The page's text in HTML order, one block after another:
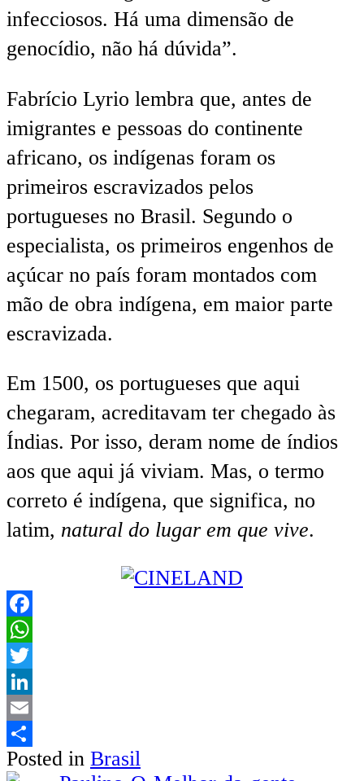
infecciosos. Há uma dimensão de
genocídio, não há dúvida”.
Fabrício Lyrio lembra que, antes de
imigrantes e pessoas do continente
africano, os indígenas foram os
primeiros escravizados pelos
portugueses no Brasil. Segundo o
especialista, os primeiros engenhos de
açúcar no país foram montados com
mão de obra indígena, em maior parte
escravizada.
Em 1500, os portugueses que aqui
chegaram, acreditavam ter chegado às
Índias. Por isso, deram nome de índios
aos que aqui já viviam. Mas, o termo
correto é indígena, que significa, no
latim, natural do lugar em que vive.
Facebook
WhatsApp
Twitter
LinkedIn
Email
Share
Posted in Brasil